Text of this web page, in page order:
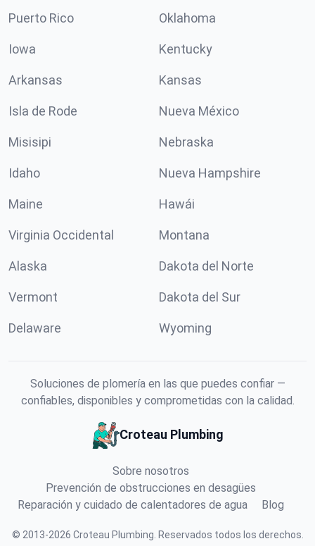
Puerto Rico Oklahoma
Iowa Kentucky
Arkansas Kansas
Isla de Rode Nueva México
Misisipi Nebraska
Idaho Nueva Hampshire
Maine Hawái
Virginia Occidental Montana
Alaska Dakota del Norte
Vermont Dakota del Sur
Delaware Wyoming
Soluciones de plomería en las que puedes confiar —
confiables, disponibles y comprometidas con la calidad.
Croteau Plumbing
Sobre nosotros
Prevención de obstrucciones en desagües
Reparación y cuidado de calentadores de agua
Blog
© 2013-2026 Croteau Plumbing Reservados todos los derechos.